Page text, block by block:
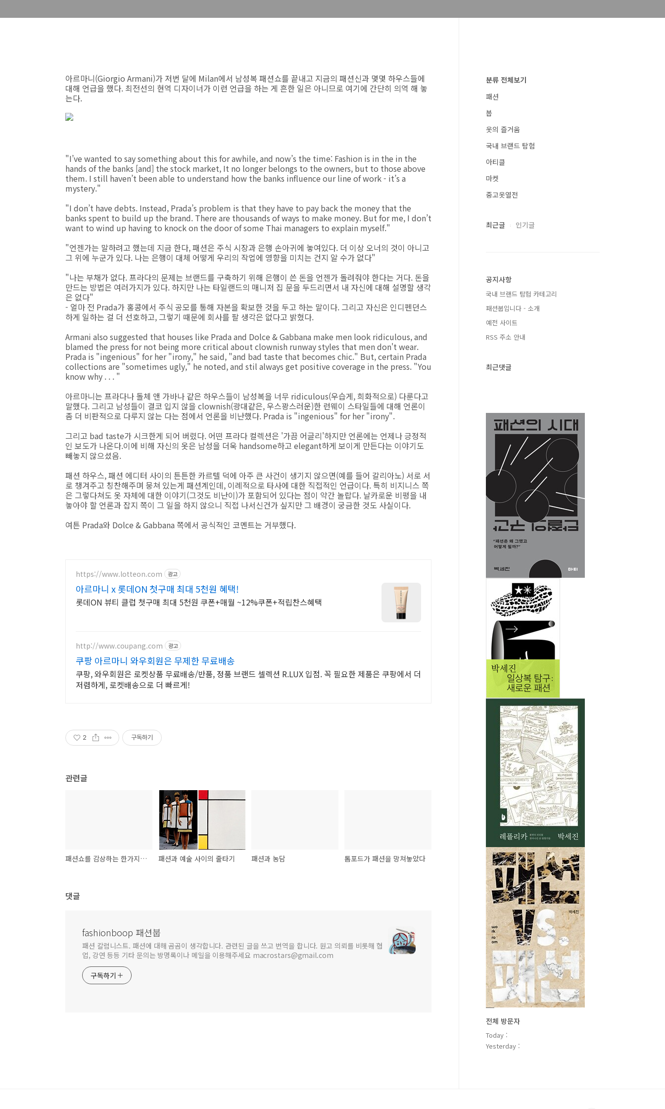
아르마니(Giorgio Armani)가 저번 달에 Milan에서 남성복 패션쇼를 끝내고 지금의 패션신과 몇몇 하우스들에
대해 언급을 했다. 최전선의 현역 디자이너가 이런 언급을 하는 게 흔한 일은 아니므로 여기에 간단히 의역 해 놓
는다.
"I’ve wanted to say something about this for awhile, and now’s the time: Fashion is in the in the
hands of the banks [and] the stock market, It no longer belongs to the owners, but to those above
them. I still haven’t been able to understand how the banks influence our line of work - it’s a
mystery."
"I don’t have debts. Instead, Prada’s problem is that they have to pay back the money that the
banks spent to build up the brand. There are thousands of ways to make money. But for me, I don’t
want to wind up having to knock on the door of some Thai managers to explain myself."
"언젠가는 말하려고 했는데 지금 한다, 패션은 주식 시장과 은행 손아귀에 놓여있다. 더 이상 오너의 것이 아니고
그 위에 누군가 있다. 나는 은행이 대체 어떻게 우리의 작업에 영향을 미치는 건지 알 수가 없다"
"나는 부채가 없다. 프라다의 문제는 브랜드를 구축하기 위해 은행이 쓴 돈을 언젠가 돌려줘야 한다는 거다. 돈을
만드는 방법은 여러가지가 있다. 하지만 나는 타일랜드의 매니저 집 문을 두드리면서 내 자신에 대해 설명할 생각
은 없다"
- 얼마 전 Prada가 홍콩에서 주식 공모를 통해 자본을 확보한 것을 두고 하는 말이다. 그리고 자신은 인디펜던스
하게 일하는 걸 더 선호하고, 그렇기 때문에 회사를 팔 생각은 없다고 밝혔다.
Armani also suggested that houses like Prada and Dolce & Gabbana make men look ridiculous, and
blamed the press for not being more critical about clownish runway styles that men don't wear.
Prada is "ingenious" for her "irony," he said, "and bad taste that becomes chic." But, certain Prada
collections are "sometimes ugly," he noted, and stil always get positive coverage in the press. "You
know why . . . "
아르마니는 프라다나 돌체 앤 가바나 같은 하우스들이 남성복을 너무 ridiculous(우습게, 희화적으로) 다룬다고
말했다. 그리고 남성들이 결코 입지 않을 clownish(광대같은, 우스꽝스러운)한 런웨이 스타일들에 대해 언론이
좀 더 비판적으로 다루지 않는 다는 점에서 언론을 비난했다. Prada is "ingenious" for her "irony".
그리고 bad taste가 시크한게 되어 버렸다. 어떤 프라다 컬렉션은 '가끔 어글리'하지만 언론에는 언제나 긍정적
인 보도가 나온다.이에 비해 자신의 옷은 남성을 더욱 handsome하고 elegant하게 보이게 만든다는 이야기도
빼놓지 않으셨음.
패션 하우스, 패션 에디터 사이의 튼튼한 카르텔 덕에 아주 큰 사건이 생기지 않으면(예를 들어 갈리아노) 서로 서
로 챙겨주고 칭찬해주며 뭉쳐 있는게 패션계인데, 이례적으로 타사에 대한 직접적인 언급이다. 특히 비지니스 쪽
은 그렇다쳐도 옷 자체에 대한 이야기(그것도 비난이)가 포함되어 있다는 점이 약간 놀랍다. 날카로운 비평을 내
놓아야 할 언론과 잡지 쪽이 그 일을 하지 않으니 직접 나서신건가 싶지만 그 배경이 궁금한 것도 사실이다.
여튼 Prada와 Dolce & Gabbana 쪽에서 공식적인 코멘트는 거부했다.
https://www.lotteon.com 광고
아르마니 x 롯데ON 첫구매 최대 5천원 혜택!
롯데ON 뷰티 클럽 첫구매 최대 5천원 쿠폰+매월 ~12%쿠폰+적립찬스혜택
http://www.coupang.com 광고
쿠팡 아르마니 와우회원은 무제한 무료배송
쿠팡, 와우회원은 로켓상품 무료배송/반품, 정품 브랜드 셀렉션 R.LUX 입점. 꼭 필요한 제품은 쿠팡에서 더
저렴하게, 로켓배송으로 더 빠르게!
2 구독하기
관련글
패션쇼를 감상하는 한가지 방법 패션과 예술 사이의 줄타기 패션과 농담 톰포드가 패션을 망쳐놓았다
댓글
fashionboop 패션붑
패션 칼럼니스트. 패션에 대해 곰곰이 생각합니다. 관련된 글을 쓰고 번역을 합니다. 원고 의뢰를 비롯해 협
업, 강연 등등 기타 문의는 방명록이나 메일을 이용해주세요 macrostars@gmail.com
구독하기
분류 전체보기
패션
붑
옷의 즐거움
국내 브랜드 탐험
아티클
마켓
중고옷열전
최근글 인기글
공지사항
국내 브랜드 탐험 카테고리
패션붑입니다 - 소개
예전 사이트
RSS 주소 안내
최근댓글
전체 방문자
Today :
Yesterday :